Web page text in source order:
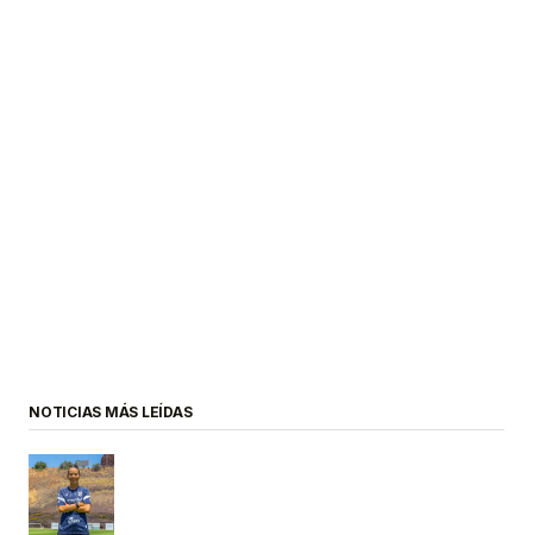
NOTICIAS MÁS LEÍDAS